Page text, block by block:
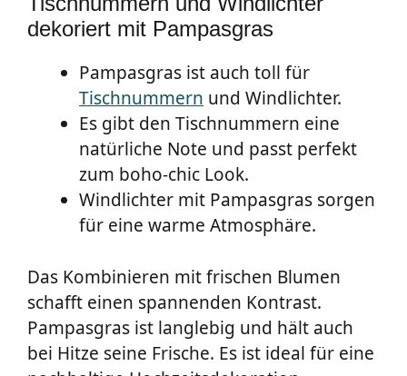
dekoriert mit Pampasgras
Pampasgras ist auch toll für
Tischnummern und Windlichter.
Es gibt den Tischnummern eine
natürliche Note und passt perfekt
zum boho-chic Look.
Windlichter mit Pampasgras sorgen
für eine warme Atmosphäre.
Das Kombinieren mit frischen Blumen
schafft einen spannenden Kontrast.
Pampasgras ist langlebig und hält auch
bei Hitze seine Frische. Es ist ideal für eine